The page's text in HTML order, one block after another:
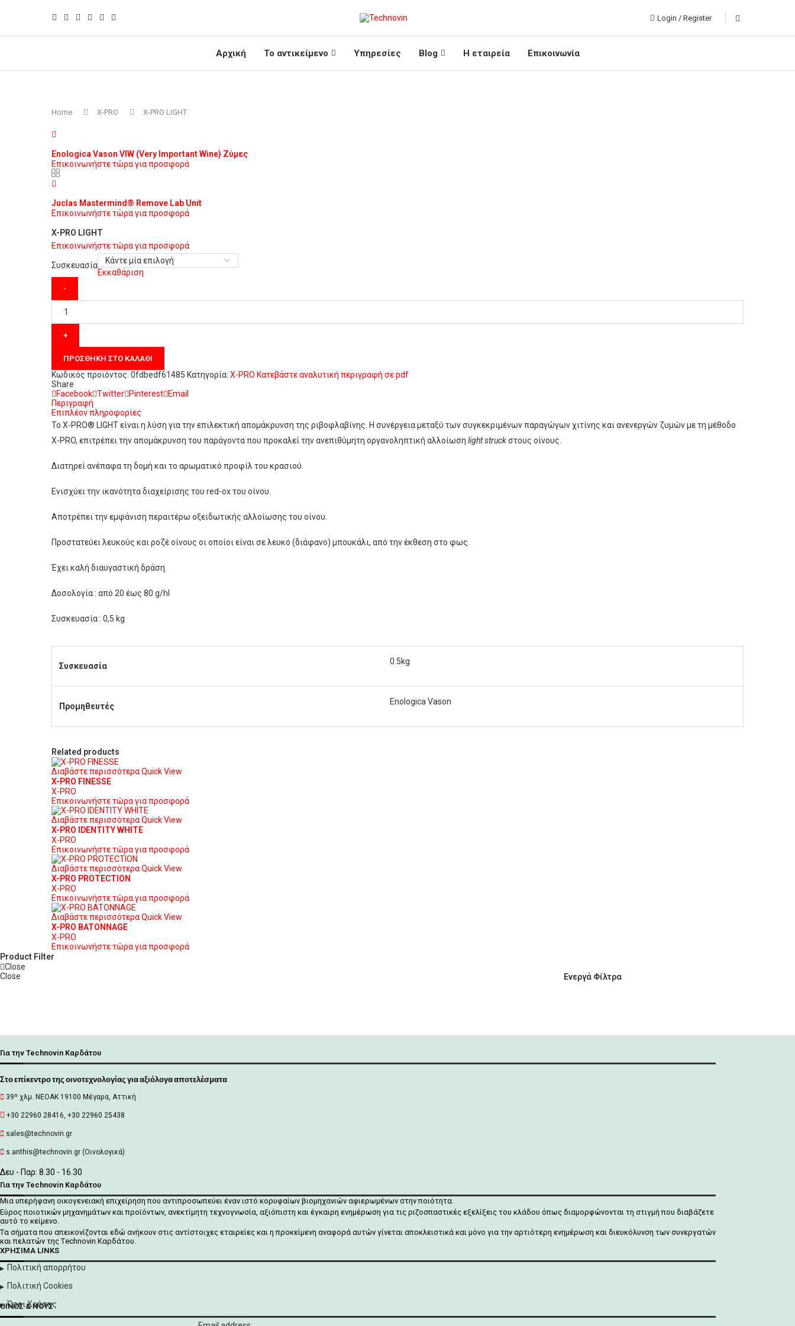
Login / Register
Αρχική Το αντικείμενο Υπηρεσίες Blog Η εταιρεία Επικοινωνία
Home X-PRO X-PRO LIGHT
Enologica Vason VIW (Very Important Wine) Ζύμες
Επικοινωνήστε τώρα για προσφορά
Juclas Mastermind® Remove Lab Unit
Επικοινωνήστε τώρα για προσφορά
X-PRO LIGHT
Επικοινωνήστε τώρα για προσφορά
Συσκευασία
Εκκαθάριση
LIGHT
ΠΡΟΣΘΉΚΗ ΣΤΟ ΚΑΛΆΘΙ
Κωδικός προϊόντος: 0fdbedf61485 Κατηγορία: X-PRO Κατεβάστε αναλυτική περιγραφή σε pdf
Share
Facebook Twitter Pinterest
Email
Περιγραφή
Επιπλέον πληροφορίες
Το X-PRO® LIGHT είναι η λύση για την επιλεκτική απομάκρυνση της ριβοφλαβίνης. Η συνέργεια μεταξύ των συγκεκριμένων παραγώγων χιτίνης και ανενεργών ζυμών με τη μέθοδο
X-PRO, επιτρέπει την απομάκρυνση του παράγοντα που προκαλεί την ανεπιθύμητη οργανοληπτική αλλοίωση light struckστους οίνους.
Διατηρεί ανέπαφα τη δομή και το αρωματικό προφίλ του κρασιού.
Ενισχύει την ικανότητα διαχείρισης του red-ox του οίνου.
Αποτρέπει την εμφάνιση περαιτέρω οξειδωτικής αλλοίωσης του οίνου.
Προστατεύει λευκούς και ροζέ οίνους οι οποίοι είναι σε λευκό (διάφανο) μπουκάλι, από την έκθεση στο φως.
Έχει καλή διαυγαστική δράση.
Δοσολογία : από 20 έως 80 g/hl
Συσκευασία : 0,5 kg
Συσκευασία 0.5kg
Προμηθευτές Enologica Vason
Related products
Διαβάστε περισσότεραQuick View
X-PRO FINESSE
X-PRO
Επικοινωνήστε τώρα για προσφορά
Διαβάστε περισσότεραQuick View
X-PRO IDENTITY WHITE
X-PRO
Επικοινωνήστε τώρα για προσφορά
Διαβάστε περισσότεραQuick View
X-PRO PROTECTION
X-PRO
Επικοινωνήστε τώρα για προσφορά
Διαβάστε περισσότεραQuick View
X-PRO BATONNAGE
X-PRO
Επικοινωνήστε τώρα για προσφορά
Product Filter
Close
Ενεργά Φίλτρα
Close
Για την Technovin Καρδάτου
Στο επίκεντρο της οινοτεχνολογίας για αξιόλογα αποτελέσματα
39º χλμ. ΝΕΟΑΚ 19100 Mέγαρα, Αττική
+30 22960 28416, +30 22960 25438
sales@technovin.gr
s.anthis@technovin.gr (Οινολογικά)
Δευ - Παρ: 8.30 - 16.30
Για την Technovin Καρδάτου
Μια υπερήφανη οικογενειακή επιχείρηση που αντιπροσωπεύει έναν ιστό κορυφαίων βιομηχανιών αφιερωμένων στην ποιότητα.
Εύρος ποιοτικών μηχανημάτων και προϊόντων, ανεκτίμητη τεχνογνωσία, αξιόπιστη και έγκαιρη ενημέρωση για τις ριζοσπαστικές εξελίξεις του κλάδου όπως διαμορφώνονται τη στιγμή που διαβάζετε
αυτό το κείμενο.
Tα σήματα που απεικονίζονται εδώ ανήκουν στις αντίστοιχες εταιρείες και η προκείμενη αναφορά αυτών γίνεται αποκλειστικά και μόνο για την αρτιότερη ενημέρωση και διευκόλυνση των συνεργατών
και πελατών της Τechnovin Kαρδάτου.
ΧΡΉΣΙΜΑ LINKS
Πολιτική απορρήτου
Πολιτική Cookies
Όροι Χρήσης
ΟΊΝΟΣ & ΝΟΥΣ